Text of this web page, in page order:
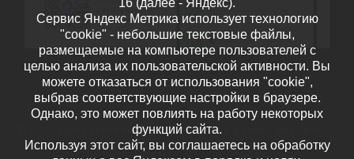
Дополнительное образование детей Тамбовской
области– Все права защищены
16 (далее - Яндекс).
Сервис Яндекс Метрика использует технологию
"cookie" - небольшие текстовые файлы,
размещаемые на компьютере пользователей с
целью анализа их пользовательской активности. Вы
можете отказаться от использования "cookie",
выбрав соответствующие настройки в браузере.
Однако, это может повлиять на работу некоторых
функций сайта.
Используя этот сайт, вы соглашаетесь на обработку